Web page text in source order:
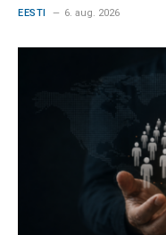
EESTI 6. aug. 2026